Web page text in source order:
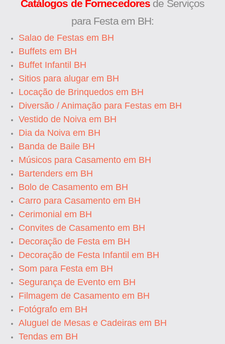
Catálogos de Fornecedores de Serviços
para Festa em BH:
Salao de Festas em BH
Buffets em BH
Buffet Infantil BH
Sitios para alugar em BH
Locação de Brinquedos em BH
Diversão / Animação para Festas em BH
Vestido de Noiva em BH
Dia da Noiva em BH
Banda de Baile BH
Músicos para Casamento em BH
Bartenders em BH
Bolo de Casamento em BH
Carro para Casamento em BH
Cerimonial em BH
Convites de Casamento em BH
Decoração de Festa em BH
Decoração de Festa Infantil em BH
Som para Festa em BH
Segurança de Evento em BH
Filmagem de Casamento em BH
Fotógrafo em BH
Aluguel de Mesas e Cadeiras em BH
Tendas em BH